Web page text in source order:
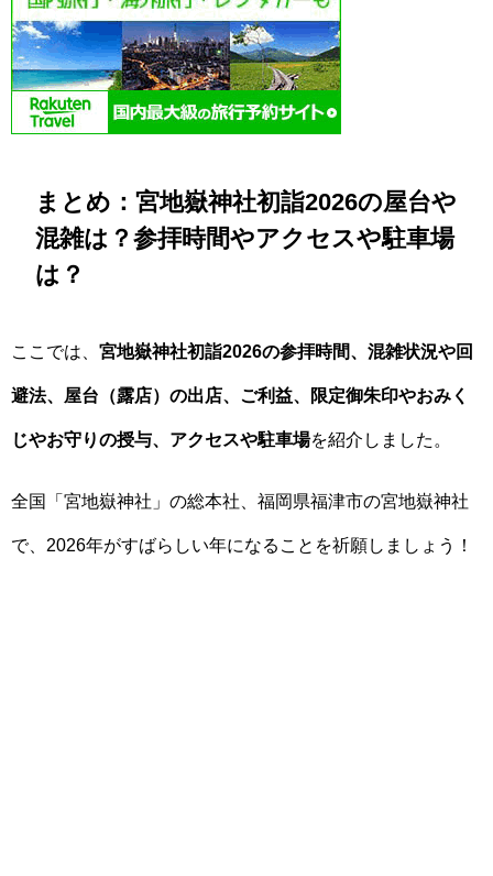
まとめ：宮地嶽神社初詣2026の屋台や
混雑は？参拝時間やアクセスや駐車場
は？
ここでは、 宮地嶽神社初詣2026の参拝時間、混雑状況や回
避法、屋台（露店）の出店、ご利益、限定御朱印やおみく
じやお守りの授与、アクセスや駐車場を紹介しました。
全国「宮地嶽神社」の総本社、福岡県福津市の宮地嶽神社
で、2026年がすばらしい年になることを祈願しましょう！